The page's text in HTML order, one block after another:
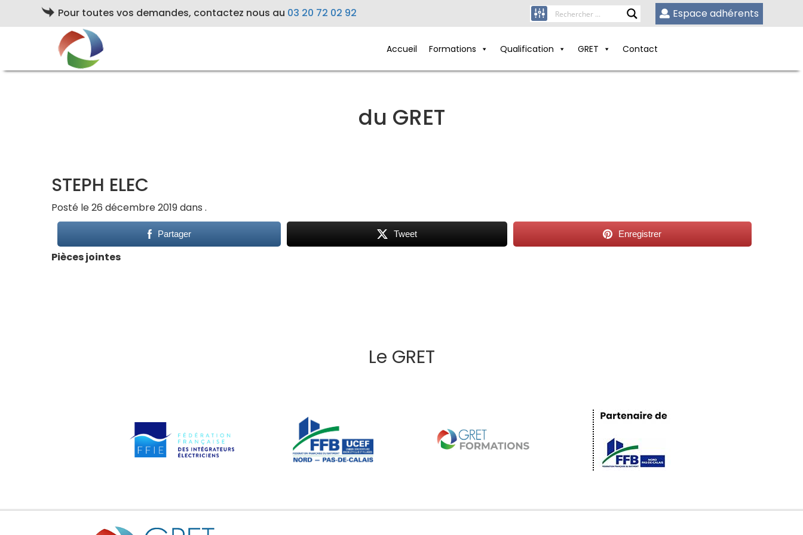
Pour toutes vos demandes, contactez nous au 03 20 72 02 92 Espace adhérents
Accueil Formations Qualification GRET Contact
du GRET
STEPH ELEC
Posté le 26 décembre 2019 dans .
Partager Tweet Enregistrer
Pièces jointes
Le GRET